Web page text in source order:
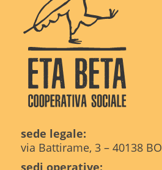
sede legale:
via Battirame, 3 – 40138 BO
sedi operative: